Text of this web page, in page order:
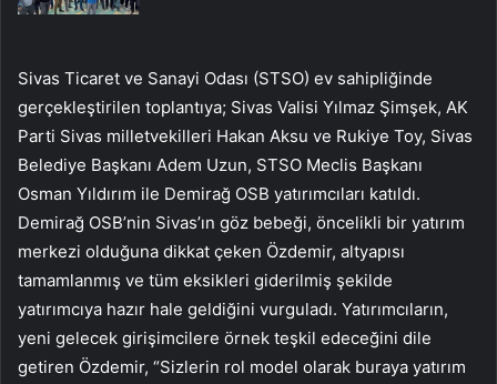
Sivas Ticaret ve Sanayi Odası (STSO) ev sahipliğinde
gerçekleştirilen toplantıya; Sivas Valisi Yılmaz Şimşek, AK
Parti Sivas milletvekilleri Hakan Aksu ve Rukiye Toy, Sivas
Belediye Başkanı Adem Uzun, STSO Meclis Başkanı
Osman Yıldırım ile Demirağ OSB yatırımcıları katıldı.
Demirağ OSB’nin Sivas’ın göz bebeği, öncelikli bir yatırım
merkezi olduğuna dikkat çeken Özdemir, altyapısı
tamamlanmış ve tüm eksikleri giderilmiş şekilde
yatırımcıya hazır hale geldiğini vurguladı. Yatırımcıların,
yeni gelecek girişimcilere örnek teşkil edeceğini dile
getiren Özdemir, “Sizlerin rol model olarak buraya yatırım